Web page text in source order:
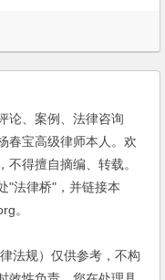
论、案例、法律咨询
春宝高级律师本人。欢
得擅自摘编、转载。
"法律桥"，并链接本
。
规）仅供参考，不构